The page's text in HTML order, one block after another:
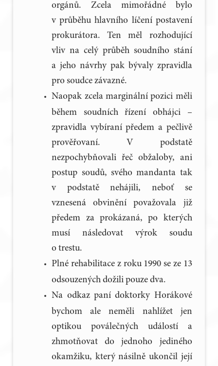
orgánů. Zcela mimořádné bylo
v průběhu hlavního líčení postavení
prokurátora. Ten měl rozhodující
vliv na celý průběh soudního stání
a jeho návrhy pak bývaly zpravidla
pro soudce závazné.
Naopak zcela marginální pozici měli
během soudních řízení obhájci –
zpravidla vybíraní předem a pečlivě
prověřovaní. V podstatě
nezpochybňovali řeč obžaloby, ani
postup soudů, svého mandanta tak
v podstatě nehájili, neboť se
vznesená obvinění považovala již
předem za prokázaná, po kterých
musí následovat výrok soudu
o trestu.
Plné rehabilitace z roku 1990 se ze 13
odsouzených dožili pouze dva.
Na odkaz paní doktorky Horákové
bychom ale neměli nahlížet jen
optikou poválečných událostí a
zhmotňovat do jednoho jediného
okamžiku, který násilně ukončil její